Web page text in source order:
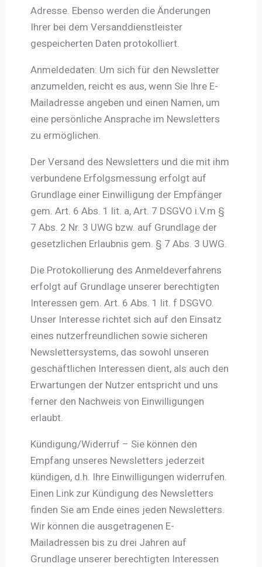
Adresse. Ebenso werden die Änderungen
Ihrer bei dem Versanddienstleister
gespeicherten Daten protokolliert.
Anmeldedaten: Um sich für den Newsletter
anzumelden, reicht es aus, wenn Sie Ihre E-
Mailadresse angeben und einen Namen, um
eine persönliche Ansprache im Newsletters
zu ermöglichen.
Der Versand des Newsletters und die mit ihm
verbundene Erfolgsmessung erfolgt auf
Grundlage einer Einwilligung der Empfänger
gem. Art. 6 Abs. 1 lit. a, Art. 7 DSGVO i.V.m §
7 Abs. 2 Nr. 3 UWG bzw. auf Grundlage der
gesetzlichen Erlaubnis gem. § 7 Abs. 3 UWG.
Die Protokollierung des Anmeldeverfahrens
erfolgt auf Grundlage unserer berechtigten
Interessen gem. Art. 6 Abs. 1 lit. f DSGVO.
Unser Interesse richtet sich auf den Einsatz
eines nutzerfreundlichen sowie sicheren
Newslettersystems, das sowohl unseren
geschäftlichen Interessen dient, als auch den
Erwartungen der Nutzer entspricht und uns
ferner den Nachweis von Einwilligungen
erlaubt.
Kündigung/Widerruf – Sie können den
Empfang unseres Newsletters jederzeit
kündigen, d.h. Ihre Einwilligungen widerrufen.
Einen Link zur Kündigung des Newsletters
finden Sie am Ende eines jeden Newsletters.
Wir können die ausgetragenen E-
Mailadressen bis zu drei Jahren auf
Grundlage unserer berechtigten Interessen